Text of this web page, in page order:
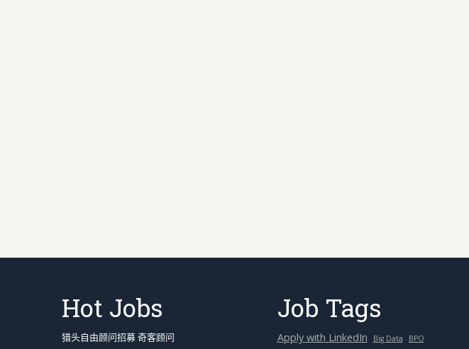
Hot Jobs
猎头自由顾问招募 奇客顾问
Job Tags
Apply with LinkedIn Big Data
BPO